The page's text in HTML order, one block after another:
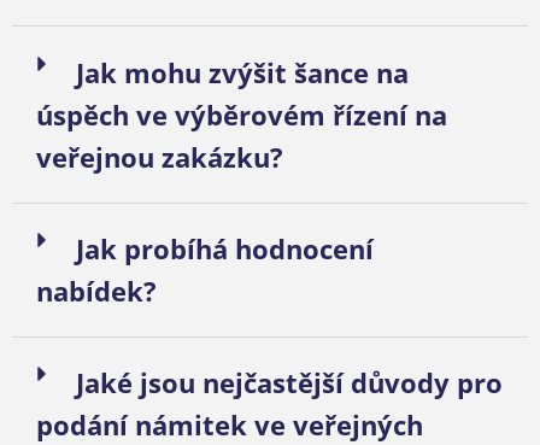
Jak mohu zvýšit šance na
úspěch ve výběrovém řízení na
veřejnou zakázku?
Jak probíhá hodnocení
nabídek?
Jaké jsou nejčastější důvody pro
podání námitek ve veřejných